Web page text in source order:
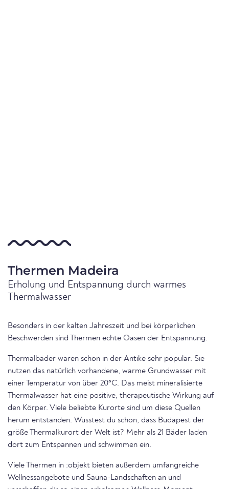
Thermen Madeira
Erholung und Entspannung durch warmes
Thermalwasser
Besonders in der kalten Jahreszeit und bei körperlichen
Beschwerden sind Thermen echte Oasen der Entspannung.
Thermalbäder waren schon in der Antike sehr populär. Sie
nutzen das natürlich vorhandene, warme Grundwasser mit
einer Temperatur von über 20°C. Das meist mineralisierte
Thermalwasser hat eine positive, therapeutische Wirkung auf
den Körper. Viele beliebte Kurorte sind um diese Quellen
herum entstanden. Wusstest du schon, dass Budapest der
größe Thermalkurort der Welt ist? Mehr als 21 Bäder laden
dort zum Entspannen und schwimmen ein.
Viele Thermen in :objekt bieten außerdem umfangreiche
Wellnessangebote und Sauna-Landschaften an und